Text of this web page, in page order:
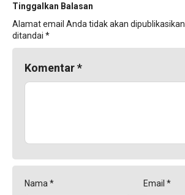
Tinggalkan Balasan
Alamat email Anda tidak akan dipublikasikan.
ditandai *
Komentar*
Nama * Email *